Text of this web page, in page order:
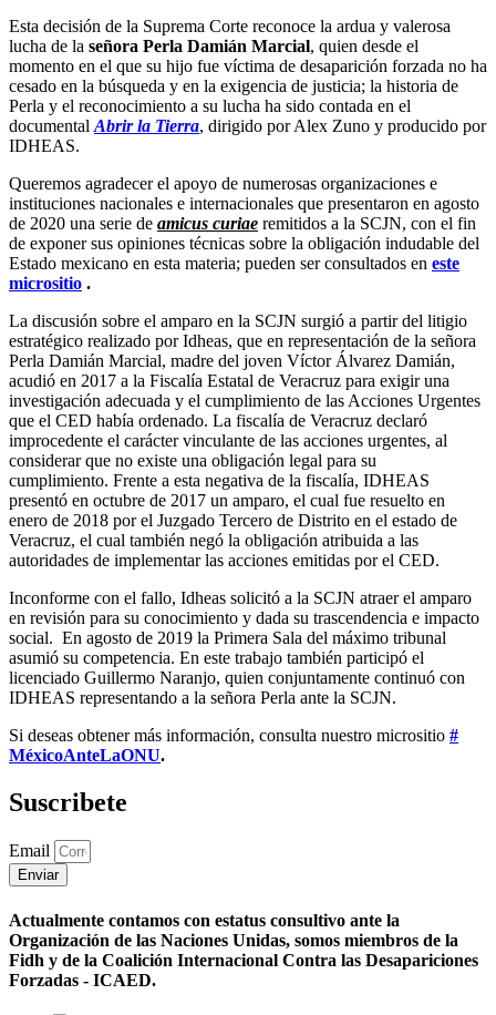
Esta decisión de la Suprema Corte reconoce la ardua y valerosa
lucha de la señora Perla Damián Marcial, quien desde el
momento en el que su hijo fue víctima de desaparición forzada no ha
cesado en la búsqueda y en la exigencia de justicia; la historia de
Perla y el reconocimiento a su lucha ha sido contada en el
documentalAbrir la Tierra, dirigido por Alex Zuno y producido por
IDHEAS.
Queremos agradecer el apoyo de numerosas organizaciones e
instituciones nacionales e internacionales que presentaron en agosto
de 2020 una serie de amicus curiae remitidos a la SCJN, con el fin
de exponer sus opiniones técnicas sobre la obligación indudable del
Estado mexicano en esta materia; pueden ser consultados en este
micrositio .
La discusión sobre el amparo en la SCJN surgió a partir del litigio
estratégico realizado por Idheas, que en representación de la señora
Perla Damián Marcial, madre del joven Víctor Álvarez Damián,
acudió en 2017 a la Fiscalía Estatal de Veracruz para exigir una
investigación adecuada y el cumplimiento de las Acciones Urgentes
que el CED había ordenado. La fiscalía de Veracruz declaró
improcedente el carácter vinculante de las acciones urgentes, al
considerar que no existe una obligación legal para su
cumplimiento. Frente a esta negativa de la fiscalía, IDHEAS
presentó en octubre de 2017 un amparo, el cual fue resuelto en
enero de 2018 por el Juzgado Tercero de Distrito en el estado de
Veracruz, el cual también negó la obligación atribuida a las
autoridades de implementar las acciones emitidas por el CED.
Inconforme con el fallo, Idheas solicitó a la SCJN atraer el amparo
en revisión para su conocimiento y dada su trascendencia e impacto
social. En agosto de 2019 la Primera Sala del máximo tribunal
asumió su competencia. En este trabajo también participó el
licenciado Guillermo Naranjo, quien conjuntamente continuó con
IDHEAS representando a la señora Perla ante la SCJN.
Si deseas obtener más información, consulta nuestro micrositio #
MéxicoAnteLaONU.
Suscribete
Email
Enviar
Actualmente contamos con estatus consultivo ante la
Organización de las Naciones Unidas, somos miembros de la
Fidh y de la Coalición Internacional Contra las Desapariciones
Forzadas - ICAED.